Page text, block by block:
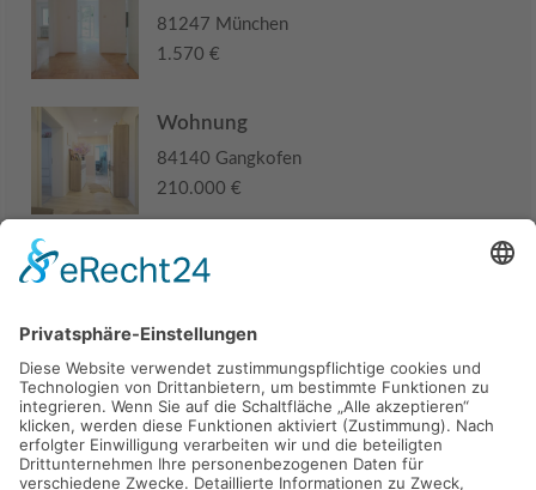
81247 München
1.570 €
Wohnung
84140 Gangkofen
210.000 €
Haus
285.000 €